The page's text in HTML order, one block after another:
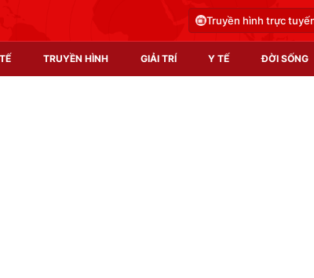
Truyền hình trực
TRUYỀN HÌNH GIẢI TRÍ Y TẾ ĐỜI SỐNG